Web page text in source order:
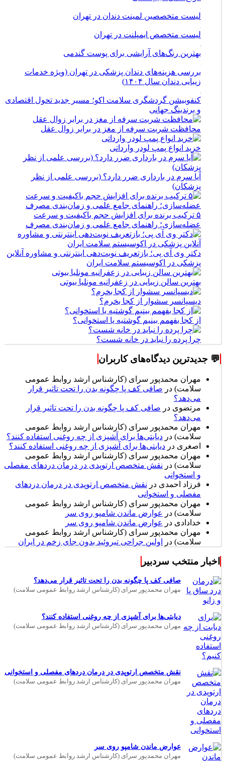
لیست متخصص ایمپلنت در تهران
بهترین رنگ‌های آرایشی برای پوست گندمی
بررسی هزینه‌های دندان پزشکی در تهران (ویژه خدمات
زیبایی دندان سال ۱۴۰۴)
کنفوبیشن گردشگری سلامت اکو؛ مسیر جدید تحول اقتصادی
و برندینگ جهانی
محافظت شربت سرفه از مغز در برابر زوال عقل
خرید انواع پمپ لودر وارداتی
آیا سرم در بارداری ضرر دارد؟ (بررسی علمی از نظر
پزشکان)
۵ ترکیب برنده برای افزایش حجم باکیفیت و سرعت
عضله‌سازی؛ راهنمای جامع علمی و زمان‌بندی مصرف
دکتر وی آی پی؛ بازتعریف نوبت‌دهی اینترنتی و مشاوره آنلاین
پزشکی در اکوسیستم سلامت ایران
بهترین سالن زیبایی در زعفرانیه مونلیا بیوتی
دیسپانسر سشوار از کجا بخرم؟
از کجا بفهمم بینیم گوشتیه یا استخوانی؟
چرا پرده را نباید در خانه شست؟
💬 جدیدترین دیدگاه‌های کاربران
مهران محمدپور سرای (کارشناس ارشد روابط عمومی
می‌دهد؟
مرتضوی درصافی کف پا چگونه بدن را تحت تاثیر قرار
می‌دهد؟
مهران محمدپور سرای (کارشناس ارشد روابط عمومی
سلامت)در
اصغریدردیابتی‌ها برای آشپزی از چه روغنی استفاده کنند؟
مهران محمدپور سرای (کارشناس ارشد روابط عمومی
سلامت)درنقش متخصص ارتوپدی در درمان دردهای مفصلی
و استخوانی
فرزاد احمدیدرنقش متخصص ارتوپدی در درمان دردهای
مفصلی و استخوانی
مهران محمدپور سرای (کارشناس ارشد روابط عمومی
سلامت)درعوارض ماندن شامپو روی سر
خدادادیدرعوارض ماندن شامپو روی سر
مهران محمدپور سرای (کارشناس ارشد روابط عمومی
سلامت) در اولین جراحی تیروئید بدون جای زخم در ایران
اخبار منتخب سردبیر
صافی کف پا چگونه بدن را تحت تاثیر قرار می‌دهد؟